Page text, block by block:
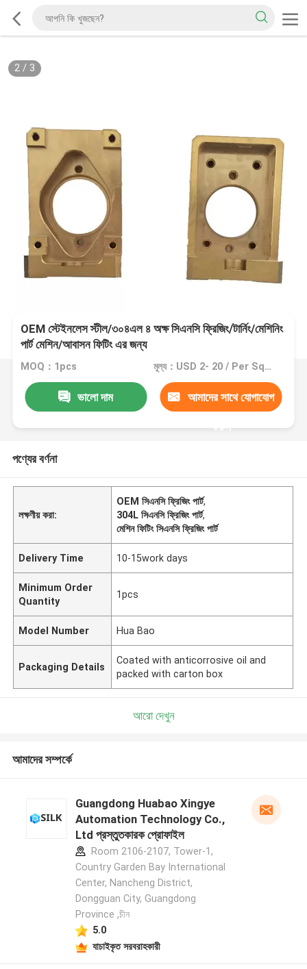
2/ 3
OEM স্টেইনলেস স্টীল/৩০৪এল ৪ অক্ষ সিএনসি ফ্রিজিং/টার্নিং/মেশিনিং
পার্ট মেশিন/আবাসন ফিটিং এর জন্য
MOQ：1pcs মূল্য：USD 2- 20 / Per Square Meter (M2)
ভালো দাম আমাদের সাথে যোগাযোগ
করুন
পণ্যের বর্ণনা
লক্ষণীয় করা:
OEM সিএনসি ফ্রিজিং পার্ট,
304L সিএনসি ফ্রিজিং পার্ট,
মেশিন ফিটিং সিএনসি ফ্রিজিং পার্ট
Delivery Time 10-15work days
Minimum Order
Quantity
1pcs
Model Number Hua Bao
Packaging Details
Coated with anticorrosive oil and
packed with carton box
আরো দেখুন
আমাদের সম্পর্কে
Guangdong Huabao Xingye
Automation Technology Co.,
Ltd প্রস্তুতকারক প্রোফাইল
Room 2106-2107, Tower-1,
Country Garden Bay International
Center, Nancheng District,
Dongguan City, Guangdong
Province ,চীন
5.0
যাচাইকৃত সরবরাহকারী